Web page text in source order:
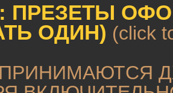
ПРЕЗЕТЫ
ОДИН) (click